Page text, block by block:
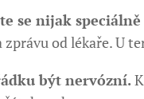
se nijak
zprávu od lékaře. U
být nervózní.